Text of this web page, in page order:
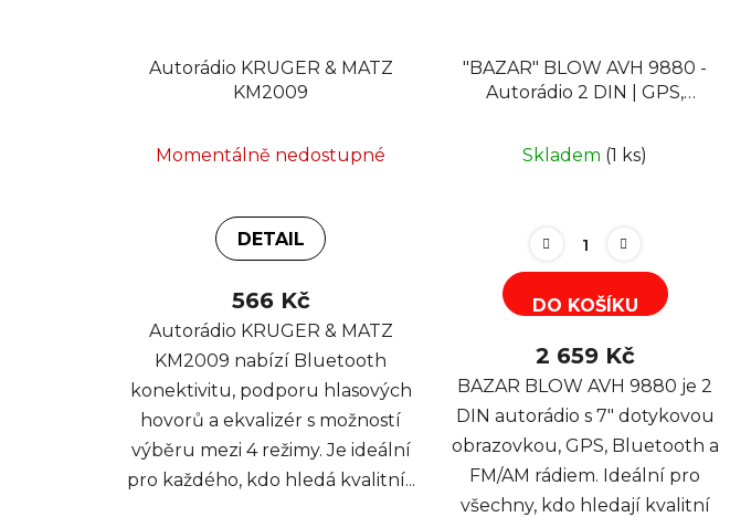
Autorádio KRUGER & MATZ
KM2009
Momentálně nedostupné
DETAIL
566 Kč
Autorádio KRUGER & MATZ
KM2009 nabízí Bluetooth
konektivitu, podporu hlasových
hovorů a ekvalizér s možností
výběru mezi 4 režimy. Je ideální
pro každého, kdo hledá kvalitní...
"BAZAR" BLOW AVH 9880 -
Autorádio 2 DIN | GPS,
Skladem (1 ks)
DO KOŠÍKU
2 659 Kč
BAZAR BLOW AVH 9880 je 2
DIN autorádio s 7" dotykovou
obrazovkou, GPS, Bluetooth a
FM/AM rádiem. Ideální pro
všechny, kdo hledají kvalitní